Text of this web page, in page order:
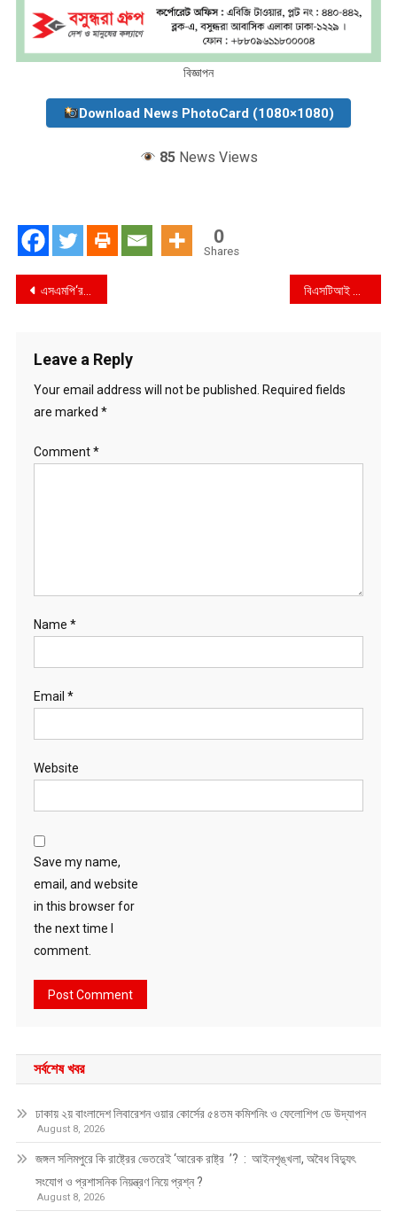
বিজ্ঞাপন
Download News PhotoCard (1080×1080)
85News Views
0
Shares
Post
এসএমপি‘র ডিসেম্বর-২০২২ এর মাসিক কল্যাণ সভা ও অপরাধ পর্যালোচনা সভা অনুষ্ঠিত বিএসটিআই থেকে ১৮ প্রতিষ্ঠানকে ২০টি আইএসও সনদ প্রদান
Leave a Reply
Your email address will not be published. Required fields
are marked *
Comment*
Name *
Email *
Website
Save my name,
email, and website
in this browser for
the next time I
comment.
সর্বশেষ খবর
ঢাকায় ২য় বাংলাদেশ লিবারেশন ওয়ার কোর্সের ৫৪তম কমিশনিং ও ফেলোশিপ ডে উদ্‌যাপন
August 8, 2026
জঙ্গল সলিমপুরে কি রাষ্ট্রের ভেতরেই ‘আরেক রাষ্ট্র ’? : আইনশৃঙ্খলা, অবৈধ বিদ্যুৎ
সংযোগ ও প্রশাসনিক নিয়ন্ত্রণ নিয়ে প্রশ্ন ?
August 8, 2026